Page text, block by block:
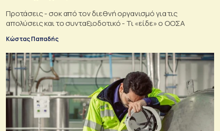
Προτάσεις - σοκ από τον διεθνή οργανισμό για τις
απολύσεις και το συνταξιοδοτικό - Τι «είδε» ο ΟΟΣΑ
Κώστας Παπαδής